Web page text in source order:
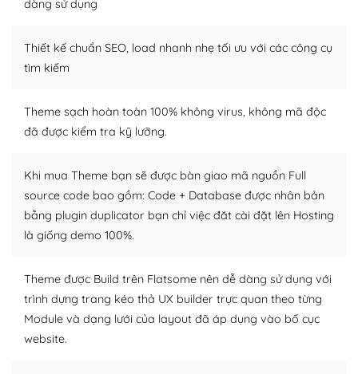
WordPress là nơi lưu trữ cho một diễn đàn cộng đồng
người cuồng tín WordPress.
Nếu bạn gặp khó khăn, bạn có thể lên mạng và tìm
lời, giải đáp vấn đề của bạn.
Cộng đồng sử dụng WordPress sẵn sàng hỗ trợ bạn
– Đa dạng plugin và themes
Plugin mở rộng là thành phần cài đặt thêm vào
WordPress để tăng thêm các tính năng cần thiết. Có
nhiều plugin trả phí hoặc miễn phí.
Nhờ lượng người dùng đông đảo, thư viện themes và
dàng sử dụng
Thiết kế chuẩn SEO, load nhanh nhẹ tối ưu với các công cụ
tìm kiếm
Theme sạch hoàn toàn 100% không virus, không mã độc
đã được kiểm tra kỹ lưỡng.
Khi mua Theme bạn sẽ được bàn giao mã nguồn Full
source code bao gồm: Code + Database được nhân bản
bằng plugin duplicator bạn chỉ việc đăt cài đặt lên Hosting
là giống demo 100%.
Theme được Build trên Flatsome nên dễ dàng sử dụng với
trình dựng trang kéo thả UX builder trực quan theo từng
Module và dạng lưới của layout đã áp dụng vào bố cục
website.